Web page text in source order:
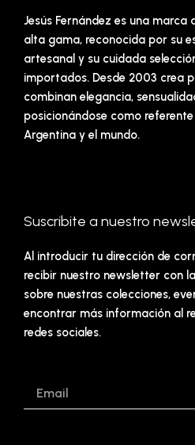
Jesús Fernández es una marca
alta gama, reconocida por su
artesanal y su cuidada
importados. Desde 2003 crea
combinan elegancia,
posicionándose como
Argentina y el mundo.
Suscribite a nuestro
Al introducir tu dirección de
recibir nuestro newsletter con
sobre nuestras colecciones,
encontrar más información al
redes sociales.